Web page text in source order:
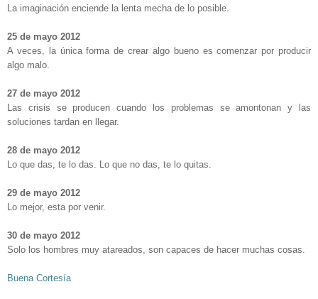
La imaginación enciende la lenta mecha de lo posible.
25 de mayo 2012
A veces, la única forma de crear algo bueno es comenzar por producir
algo malo.
27 de mayo 2012
Las crisis se producen cuando los problemas se amontonan y las
soluciones tardan en llegar.
28 de mayo 2012
Lo que das, te lo das. Lo que no das, te lo quitas.
29 de mayo 2012
Lo mejor, esta por venir.
30 de mayo 2012
Solo los hombres muy atareados, son capaces de hacer muchas cosas.
Buena Cortesía